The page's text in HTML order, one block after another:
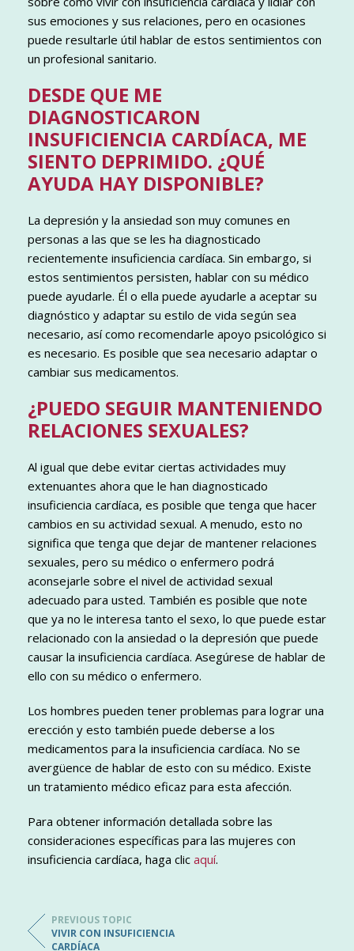
sus emociones y sus relaciones, pero en ocasiones
puede resultarle útil hablar de estos sentimientos con
un profesional sanitario.
DESDE QUE ME
DIAGNOSTICARON
INSUFICIENCIA CARDÍACA, ME
SIENTO DEPRIMIDO. ¿QUÉ
AYUDA HAY DISPONIBLE?
La depresión y la ansiedad son muy comunes en
personas a las que se les ha diagnosticado
recientemente insuficiencia cardíaca. Sin embargo, si
estos sentimientos persisten, hablar con su médico
puede ayudarle. Él o ella puede ayudarle a aceptar su
diagnóstico y adaptar su estilo de vida según sea
necesario, así como recomendarle apoyo psicológico si
es necesario. Es posible que sea necesario adaptar o
cambiar sus medicamentos.
¿PUEDO SEGUIR MANTENIENDO
RELACIONES SEXUALES?
Al igual que debe evitar ciertas actividades muy
extenuantes ahora que le han diagnosticado
insuficiencia cardíaca, es posible que tenga que hacer
cambios en su actividad sexual. A menudo, esto no
significa que tenga que dejar de mantener relaciones
sexuales, pero su médico o enfermero podrá
aconsejarle sobre el nivel de actividad sexual
adecuado para usted. También es posible que note
que ya no le interesa tanto el sexo, lo que puede estar
relacionado con la ansiedad o la depresión que puede
causar la insuficiencia cardíaca. Asegúrese de hablar de
ello con su médico o enfermero.
Los hombres pueden tener problemas para lograr una
erección y esto también puede deberse a los
medicamentos para la insuficiencia cardíaca. No se
avergüence de hablar de esto con su médico. Existe
un tratamiento médico eficaz para esta afección.
Para obtener información detallada sobre las
consideraciones específicas para las mujeres con
insuficiencia cardíaca, haga clic aquí.
PREVIOUS TOPIC
VIVIR CON INSUFICIENCIA
CARDÍACA